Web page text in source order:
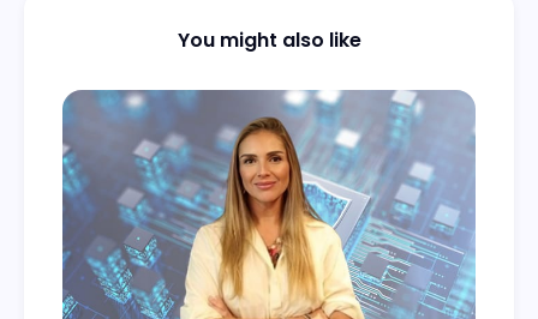
You might also like